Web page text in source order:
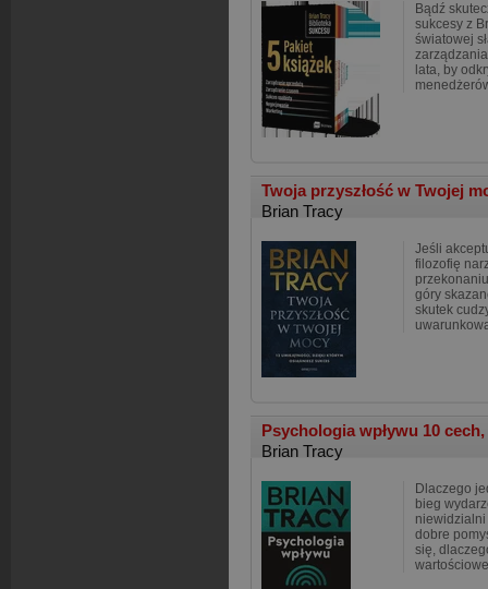
Bądź
sukcesy z
światowej
lata, by
Twoja przyszłość w Twojej
Brian Tracy
Jeśli
filozofię
góry
skutek
Psychologia wpływu 10
Brian Tracy
Dlaczego
bieg
niewidzialni
dobre
się,